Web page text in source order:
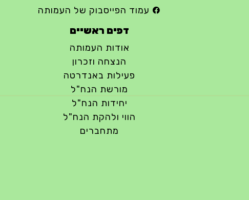
עמוד הפייסבוק של העמותה
דפים ראשיים
אודות העמותה
הנצחה וזכרון
פעילות באנדרטה
מורשת הנח"ל
יחידות הנח"ל
הווי ולהקת הנח"ל
מתחברים